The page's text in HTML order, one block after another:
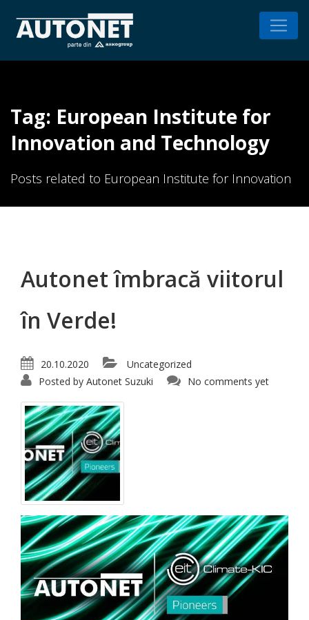
Tag: European Institute for
Innovation and Technology
Posts related to European Institute for Innovation
Autonet îmbracă viitorul
în Verde!
20.10.2020
Uncategorized
Posted by Autonet Suzuki No comments yet